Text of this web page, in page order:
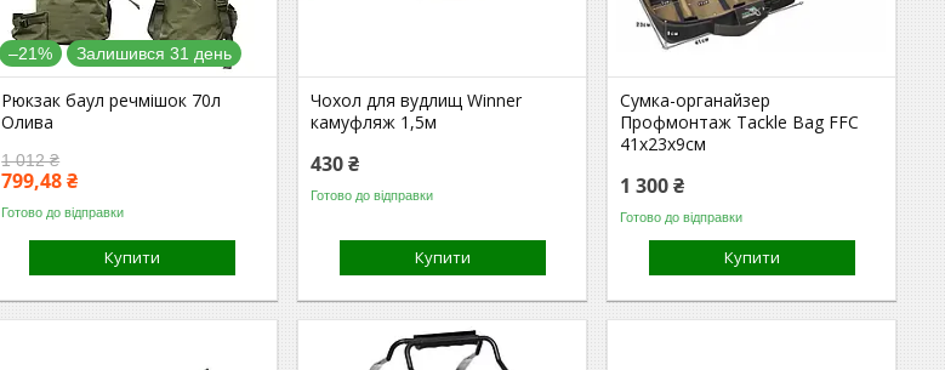
–21% Залишився 31 день
Рюкзак баул речмішок 70л
Олива
1 012 ₴
799,48 ₴
Готово до відправки
Купити
Чохол для вудлищ Winner
камуфляж 1,5м
430 ₴
Готово до відправки
Купити
Сумка-органайзер
Профмонтаж Tackle Bag FFC
41х23х9см
1 300 ₴
Готово до відправки
Купити